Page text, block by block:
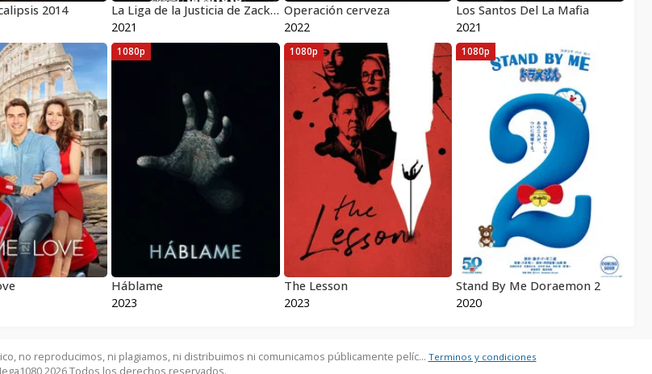
2014 La Liga de la Justicia de Zack Snyder
2021
Operación cerveza
2022
Los Santos Del La Mafia
2021
Háblame
2023
1080p
The Lesson
2023
1080p
Stand By Me Doraemon 2
2020
1080p
no reproducimos, ni plagiamos, ni distribuimos ni comunicamos públicamente pelíc... Terminos y condiciones